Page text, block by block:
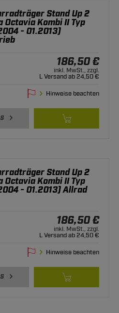
Stand Up 2
Octavia Kombi II Typ
- 01.2013)
186,50 €
inkl. MwSt., zzgl.
L Versand ab 24,50 €
Hinweise beachten
Stand Up 2
Octavia Kombi II Typ
- 01.2013) Allrad
186,50 €
inkl. MwSt., zzgl.
L Versand ab 24,50 €
Hinweise beachten